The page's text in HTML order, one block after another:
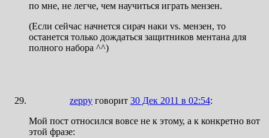
по мне, не легче, чем научиться играть мензен.
(Если сейчас начнется сирач наки vs. мензен, то
останется только дождаться защитников ментана для
полного набора ^^)
zeppy говорит 30 Дек 2011 в 02:54:
Мой пост относился вовсе не к этому, а к конкретно вот
этой фразе: